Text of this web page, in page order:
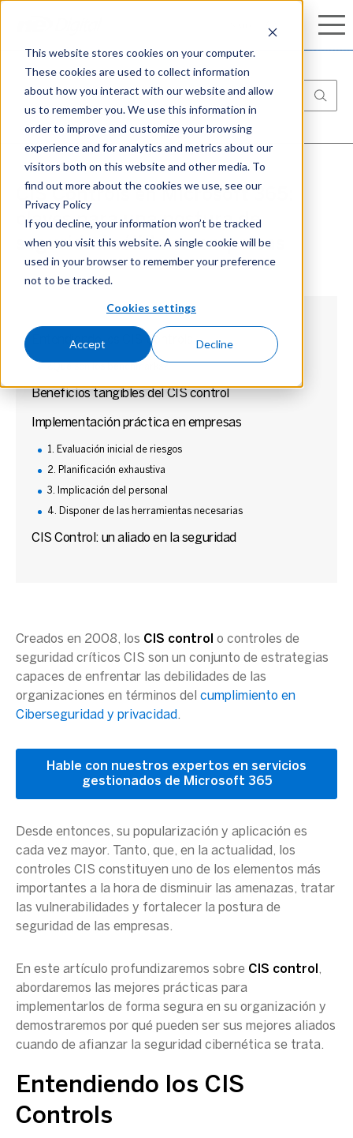
This website stores cookies on your computer.
These cookies are used to collect information
about how you interact with our website and allow
us to remember you. We use this information in
order to improve and customize your browsing
experience and for analytics and metrics about our
visitors both on this website and other media. To
find out more about the cookies we use, see our
Privacy Policy
If you decline, your information won’t be tracked
when you visit this website. A single cookie will be
used in your browser to remember your preference
not to be tracked.
Cookies settings
Accept Decline
Aprenda más
CIS Controls en Microsoft 365:
claves para una postura de
seguridad sólida en empresas
Entendiendo los CIS Controls
Beneficios tangibles del CIS control
Implementación práctica en empresas
1. Evaluación inicial de riesgos
2. Planificación exhaustiva
3. Implicación del personal
4. Disponer de las herramientas necesarias
CIS Control: un aliado en la seguridad
Creados en 2008, los CIS control o controles de
seguridad críticos CIS son un conjunto de estrategias
capaces de enfrentar las debilidades de las
organizaciones en términos del cumplimiento en
Ciberseguridad y privacidad.
Hable con nuestros expertos en servicios
gestionados de Microsoft 365
Desde entonces, su popularización y aplicación es
cada vez mayor. Tanto, que, en la actualidad, los
controles CIS constituyen uno de los elementos más
importantes a la hora de disminuir las amenazas, tratar
las vulnerabilidades y fortalecer la postura de
seguridad de las empresas.
En este artículo profundizaremos sobre CIS control ,
abordaremos las mejores prácticas para
implementarlos de forma segura en su organización y
demostraremos por qué pueden ser sus mejores aliados
cuando de afianzar la seguridad cibernética se trata.
Entendiendo los CIS
Controls